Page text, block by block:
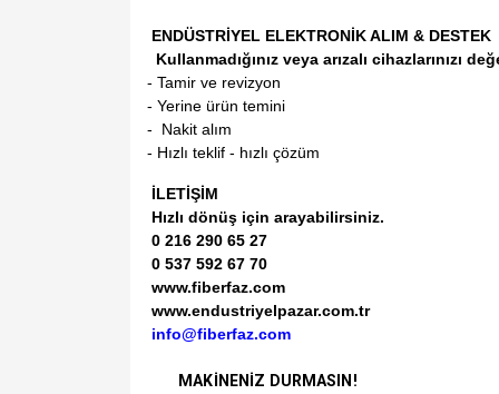
ENDÜSTRİYEL ELEKTRONİK ALIM & DESTEK
Kullanmadığınız veya arızalı cihazlarınızı
- Tamir ve revizyon
- Yerine ürün temini
- Nakit alım
- Hızlı teklif - hızlı çözüm
İLETİŞİM
Hızlı dönüş için arayabilirsiniz.
0 216 290 65 27
0 537 592 67 70
www.fiberfaz.com
www.endustriyelpazar.com.tr
info@fiberfaz.com
MAKİNENİZ DURMASIN!